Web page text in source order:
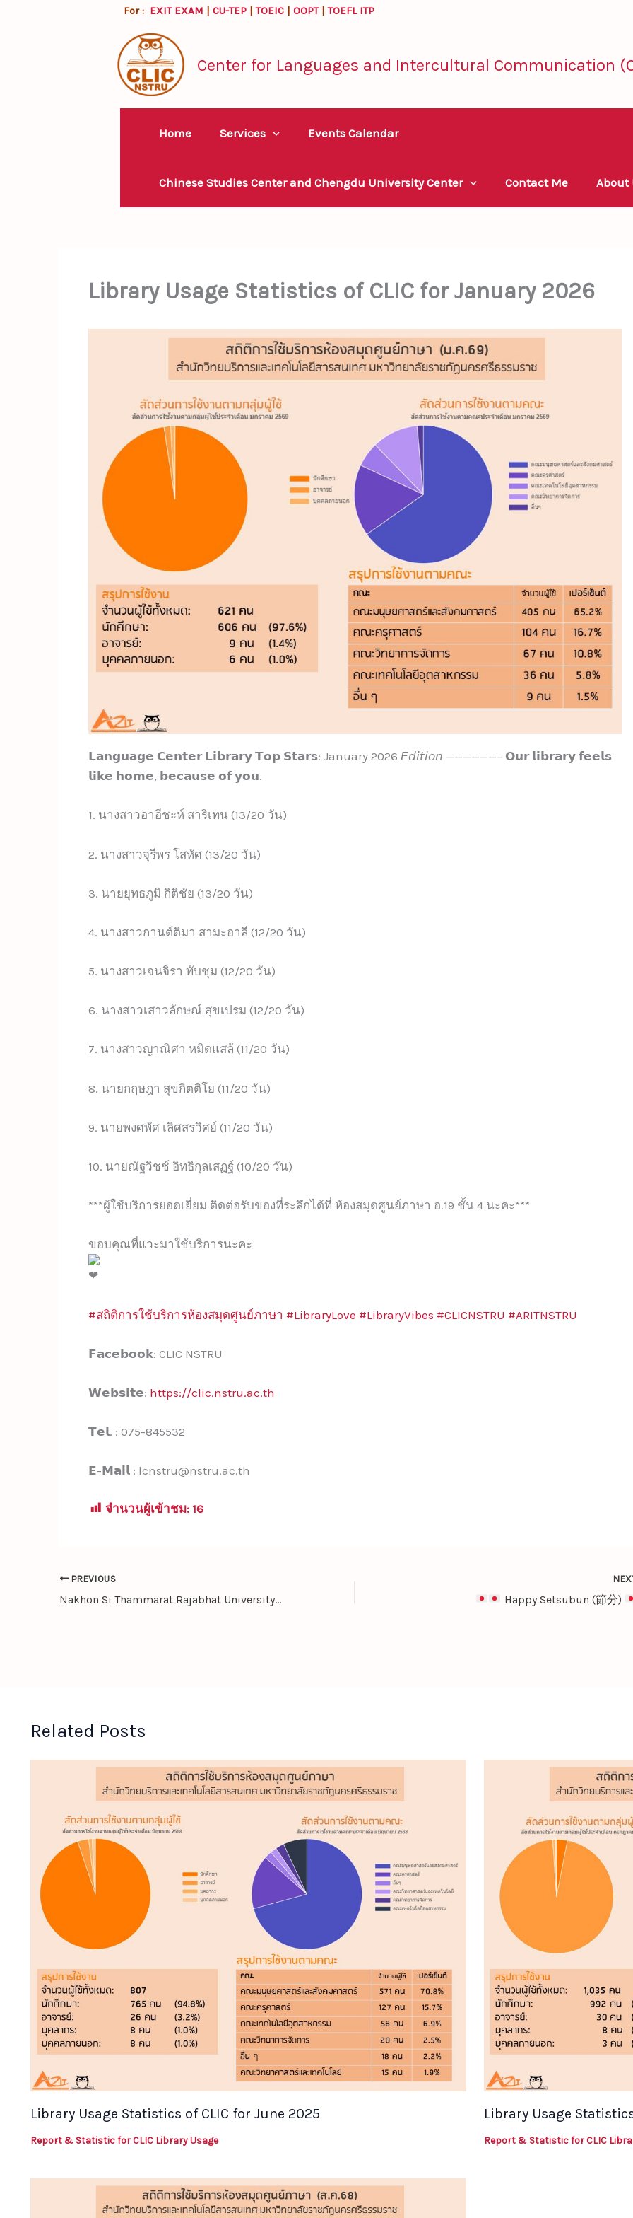
For : EXIT EXAM | CU-TEP |TOEIC | OOPT|TOEFL ITP
Center for Languages and Intercultural Communication
Home Services Events Calendar
Chinese Studies Center and Chengdu University Center Contact Me About
Library Usage Statistics of CLIC for January 2026
𝗟𝗮𝗻𝗴𝘂𝗮𝗴𝗲 𝗖𝗲𝗻𝘁𝗲𝗿 𝗟𝗶𝗯𝗿𝗮𝗿𝘆 𝗧𝗼𝗽 𝗦𝘁𝗮𝗿𝘀: January 2026 𝘌𝘥𝘪𝘵𝘪𝘰𝘯 ——————– 𝗢𝘂𝗿 𝗹𝗶𝗯𝗿𝗮𝗿𝘆 𝗳𝗲𝗲𝗹𝘀
𝗹𝗶𝗸𝗲 𝗵𝗼𝗺𝗲, 𝗯𝗲𝗰𝗮𝘂𝘀𝗲 𝗼𝗳 𝘆𝗼𝘂.
1. นางสาวอาอีชะห์ สาริเทน (13/20 วัน)
2. นางสาวจุรีพร โสหัศ (13/20 วัน)
3. นายยุทธภูมิ กิติชัย (13/20 วัน)
4. นางสาวกานต์ติมา สามะอาลี (12/20 วัน)
5. นางสาวเจนจิรา ทับชุม (12/20 วัน)
6. นางสาวเสาวลักษณ์ สุขเปรม (12/20 วัน)
7. นางสาวญาณิศา หมิดแสล้ (11/20 วัน)
8. นายกฤษฎา สุขกิตติโย (11/20 วัน)
9. นายพงศพัศ เลิศสรวิศย์ (11/20 วัน)
10. นายณัฐวิชช์ อิทธิกุลเสฏฐ์ (10/20 วัน)
***ผู้ใช้บริการยอดเยี่ยม ติดต่อรับของที่ระลึกได้ที่ ห้องสมุดศูนย์ภาษา อ.19 ชั้น 4 นะคะ***
ขอบคุณที่แวะมาใช้บริการนะคะ
#สถิติการใช้บริการห้องสมุดศูนย์ภาษา #LibraryLove #LibraryVibes #CLICNSTRU #ARITNSTRU
𝗙𝗮𝗰𝗲𝗯𝗼𝗼𝗸: CLIC NSTRU
𝗪𝗲𝗯𝘀𝗶𝘁𝗲: https://clic.nstru.ac.th
𝗧𝗲𝗹. : 075-845532
𝗘-𝗠𝗮𝗶𝗹 : lcnstru@nstru.ac.th
จำนวนผู้เข้าชม: 16
PREVIOUS
Nakhon Si Thammarat Rajabhat University Joins Hands with Chengdu University to Strengthen International Academic Collaboration Happy Setsubun (節分)
Related Posts
Library Usage Statistics of CLIC for June 2025
Report & Statistic for CLIC Library Usage
Library Usage
Report & Statistic for CLIC